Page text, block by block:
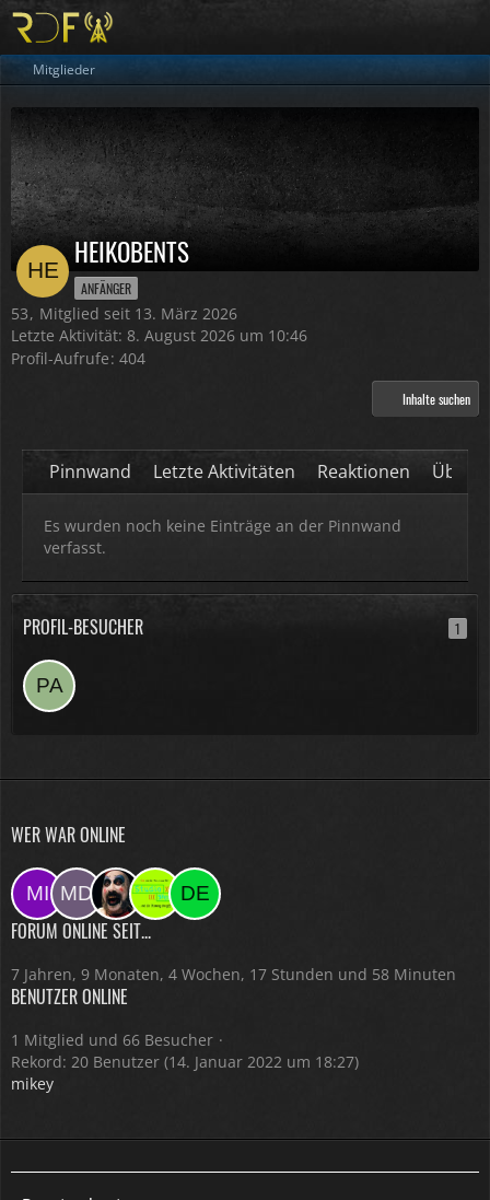
Mitglieder
HEIKOBENTS
ANFÄNGER
53
Mitglied seit 13. März 2026
Letzte Aktivität: 8. August 2026 um 10:46
Profil-Aufrufe 404
Inhalte suchen
Pinnwand Letzte Aktivitäten Reaktionen Über
Es wurden noch keine Einträge an der Pinnwand
verfasst.
PROFIL-BESUCHER 1
WER WAR ONLINE
FORUM ONLINE SEIT...
7 Jahren, 9 Monaten, 4 Wochen, 17 Stunden und 58 Minuten
BENUTZER ONLINE
1 Mitglied und 66 Besucher
Rekord: 20 Benutzer (14. Januar 2022 um 18:27)
mikey